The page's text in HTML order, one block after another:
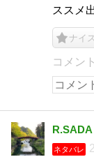
ススメ
ナイス
コメン
R.SADA
ネタバレ